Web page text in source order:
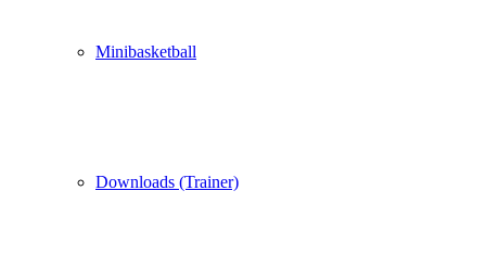
Minibasketball
Downloads (Trainer)